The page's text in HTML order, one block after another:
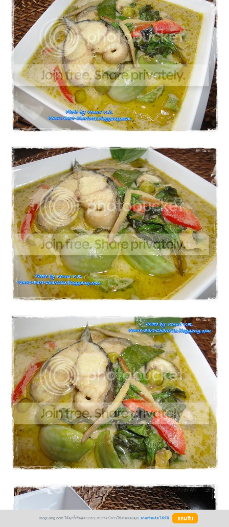
BlogGang.com ใช้คุกกี้เพื่อพัฒนาประสบการณ์การใช้งานของคุณ อ่านเพิ่มเติมได้ที่นี่